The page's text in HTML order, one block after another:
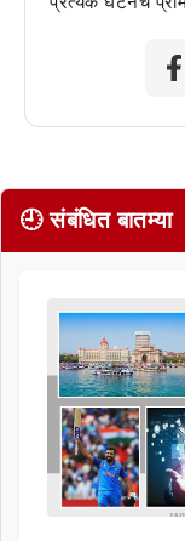
🕘 संबंधित बातम्या